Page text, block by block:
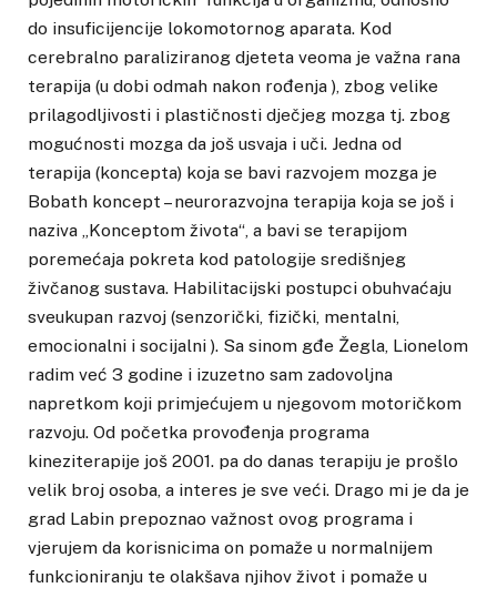
do insuficijencije lokomotornog aparata. Kod
cerebralno paraliziranog djeteta veoma je važna rana
terapija (u dobi odmah nakon rođenja ), zbog velike
prilagodljivosti i plastičnosti dječjeg mozga tj. zbog
mogućnosti mozga da još usvaja i uči. Jedna od
terapija (koncepta) koja se bavi razvojem mozga je
Bobath koncept – neurorazvojna terapija koja se još i
naziva „Konceptom života“, a bavi se terapijom
poremećaja pokreta kod patologije središnjeg
živčanog sustava. Habilitacijski postupci obuhvaćaju
sveukupan razvoj (senzorički, fizički, mentalni,
emocionalni i socijalni ). Sa sinom gđe Žegla, Lionelom
radim već 3 godine i izuzetno sam zadovoljna
napretkom koji primjećujem u njegovom motoričkom
razvoju. Od početka provođenja programa
kineziterapije još 2001. pa do danas terapiju je prošlo
velik broj osoba, a interes je sve veći. Drago mi je da je
grad Labin prepoznao važnost ovog programa i
vjerujem da korisnicima on pomaže u normalnijem
funkcioniranju te olakšava njihov život i pomaže u